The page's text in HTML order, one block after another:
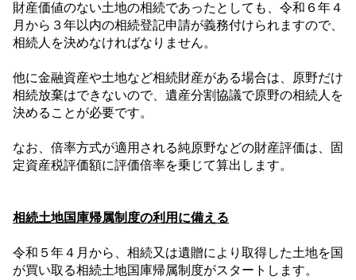
財産価値のない土地の相続であったとしても、令和６年４
月から３年以内の相続登記申請が義務付けられますので、
相続人を決めなければなりません。
他に金融資産や土地など相続財産がある場合は、原野だけ
相続放棄はできないので、遺産分割協議で原野の相続人を
決めることが必要です。
なお、倍率方式が適用される純原野などの財産評価は、固
定資産税評価額に評価倍率を乗じて算出します。
相続土地国庫帰属制度の利用に備える
令和５年４月から、相続又は遺贈により取得した土地を国
が買い取る相続土地国庫帰属制度がスタートします。